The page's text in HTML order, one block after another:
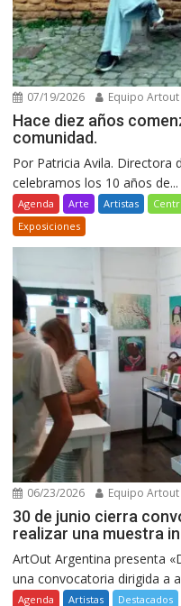
07/19/2026 Equipo Artout
Hace diez años
comunidad.
Por Patricia Avila. Directora
celebramos los 10 años de...
Agenda Arte Artistas
Exposiciones
06/23/2026 Equipo Artout
30 de junio cierra
realizar una muestra
ArtOut Argentina presenta
una convocatoria dirigida a
Agenda Artistas Destacados